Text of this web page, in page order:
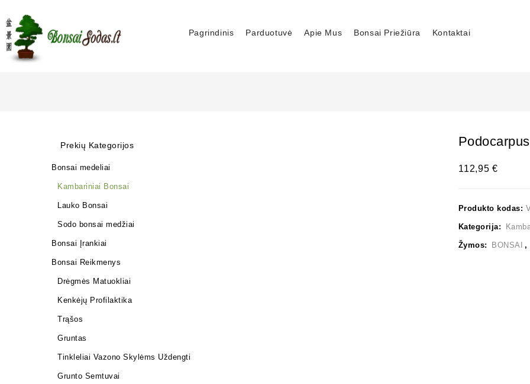
Pagrindinis Parduotuvė Apie Mus Bonsai Priežiūra Kontaktai
Podocarpus
112,95 €
Produkto kodas:
Kategorija:
Žymos: BONSAI ,
Prekių Kategorijos
Bonsai medeliai
Kambariniai Bonsai
Lauko Bonsai
Sodo bonsai medžiai
Bonsai Įrankiai
Bonsai Reikmenys
Drėgmės Matuokliai
Kenkėjų Profilaktika
Trąšos
Gruntas
Tinkleliai Vazono Skylėms Uždengti
Grunto Semtuvai